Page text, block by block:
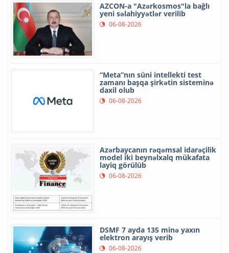
AZCON-a "Azərkosmos"la bağlı
yeni səlahiyyətlər verilib
06-08-2026
“Meta”nın süni intellekti test
zamanı başqa şirkətin sisteminə
daxil olub
06-08-2026
Azərbaycanın rəqəmsal idarəçilik
model iki beynəlxalq mükafata
layiq görülüb
06-08-2026
DSMF 7 ayda 135 minə yaxın
elektron arayış verib
06-08-2026